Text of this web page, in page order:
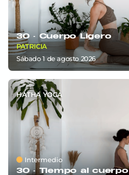
30 · Cuerpo Ligero
PATRICIA
sábado 1 deagosto 2026
HATHA YOGA
Intermedio
30 ·Tiempo al cuerpo